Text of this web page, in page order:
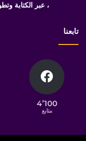
، عبر الكتابة
تابعنا
4٬100
متابع